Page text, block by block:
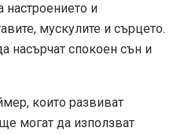
настроението и
мускулите и сърцето.
насърчат спокоен сън и
които развиват
могат да използват